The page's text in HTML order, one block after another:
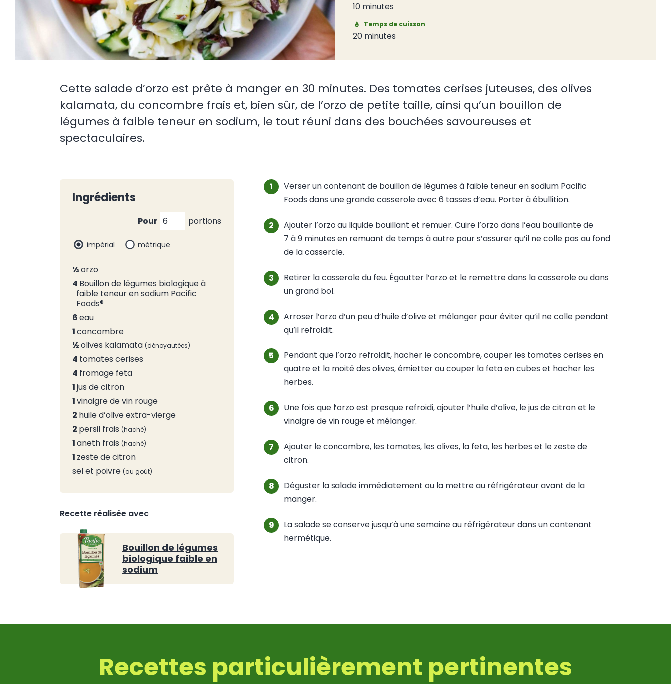
10 minutes
Temps de cuisson
20 minutes
Cette salade d’orzo est prête à manger en 30 minutes. Des tomates cerises juteuses, des olives
kalamata, du concombre frais et, bien sûr, de l’orzo de petite taille, ainsi qu’un bouillon de
légumes à faible teneur en sodium, le tout réuni dans des bouchées savoureuses et
spectaculaires.
Ingrédients
Pour portions
impérial métrique
½orzo
4 Bouillon de légumes biologique à
faible teneur en sodium Pacific
Foods®
6eau
1concombre
½olives kalamata dénoyautées
4 tomates cerises
4 fromage feta
1jus de citron
1vinaigre de vin rouge
2 huile d’olive extra-vierge
2 persil frais haché
1aneth frais haché
1 zeste de citron
sel et poivre au goût
Recette réalisée avec
Bouillon de légumes
biologique faible en
sodium
Verser un contenant de bouillon de légumes à faible teneur en sodium Pacific
Foods dans une grande casserole avec 6 tasses d’eau. Porter à ébullition.
Ajouter l’orzo au liquide bouillant et remuer. Cuire l’orzo dans l’eau bouillante de
7 à 9 minutes en remuant de temps à autre pour s’assurer qu’il ne colle pas au fond
de la casserole.
Retirer la casserole du feu. Égoutter l’orzo et le remettre dans la casserole ou dans
un grand bol.
Arroser l’orzo d’un peu d’huile d’olive et mélanger pour éviter qu’il ne colle pendant
qu’il refroidit.
Pendant que l’orzo refroidit, hacher le concombre, couper les tomates cerises en
quatre et la moité des olives, émietter ou couper la feta en cubes et hacher les
herbes.
Une fois que l’orzo est presque refroidi, ajouter l’huile d’olive, le jus de citron et le
vinaigre de vin rouge et mélanger.
Ajouter le concombre, les tomates, les olives, la feta, les herbes et le zeste de
citron.
Déguster la salade immédiatement ou la mettre au réfrigérateur avant de la
manger.
La salade se conserve jusqu’à une semaine au réfrigérateur dans un contenant
hermétique.
Recettes particulièrement pertinentes